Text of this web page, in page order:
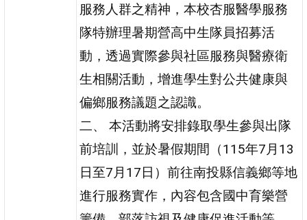
服務人群之精神，本校杏服醫學服務
隊特辦理暑期營高中生隊員招募活
動，透過實際參與社區服務與醫療衛
生相關活動，增進學生對公共健康與
偏鄉服務議題之認識。
二、 本活動將安排錄取學生參與出隊
前培訓，並於暑假期間（115年7月13
日至7月17日）前往南投縣信義鄉等地
進行服務實作，內容包含國中育樂營